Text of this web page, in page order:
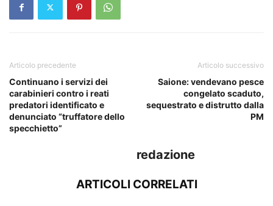
Articolo precedente
Continuano i servizi dei
carabinieri contro i reati
predatori identificato e
denunciato “truffatore dello
specchietto”
Articolo successivo
Saione: vendevano pesce
congelato scaduto,
sequestrato e distrutto dalla
PM
redazione
ARTICOLI CORRELATI